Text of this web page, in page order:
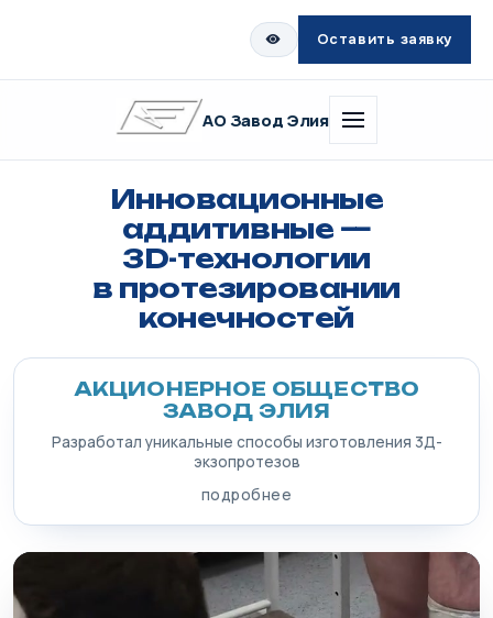
Оставить заявку
АО Завод Элия
Инновационные
аддитивные —
3D-технологии
в протезировании
конечностей
АКЦИОНЕРНОЕ ОБЩЕСТВО
ЗАВОД ЭЛИЯ
Разработал уникальные способы изготовления 3Д-
экзопротезов
подробнее